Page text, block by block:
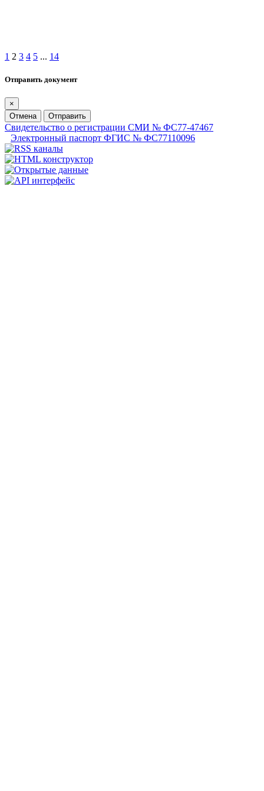
1 2 3 4 5 ... 14
Отправить документ
×
Отмена
Отправить
Свидетельство о регистрации СМИ № ФС77-47467
Электронный паспорт ФГИС № ФС77110096